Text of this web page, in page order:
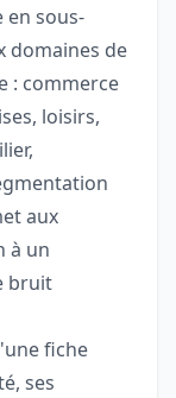
en sous-
domaines de
: commerce
loisirs,
aux
à un
bruit
fiche
ses